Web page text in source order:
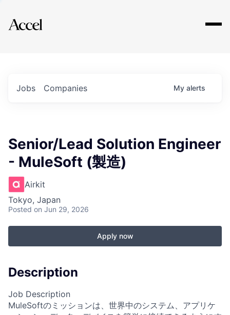
Explore
Jobs Companies My alerts
Senior/Lead Solution Engineer
- MuleSoft (製造)
Airkit
Tokyo, Japan
Posted on Jun 29, 2026
Apply now
Description
Job Description
MuleSoftのミッションは、世界中のシステム、アプリケ